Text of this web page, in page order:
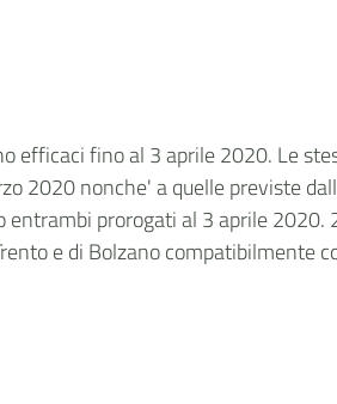
efficaci fino al 3 aprile 2020. Le
2020 nonche' a quelle previste
prorogati al 3 aprile 2020.
e di Bolzano compatibilmente